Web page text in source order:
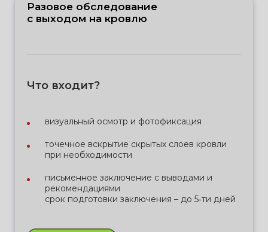
Разовое обследование
с выходом на кровлю
Что входит?
визуальный осмотр и фотофиксация
точечное вскрытие скрытых слоев кровли
при необходимости
письменное заключение с выводами и
рекомендациями
срок подготовки заключения – до 5‑ти дней